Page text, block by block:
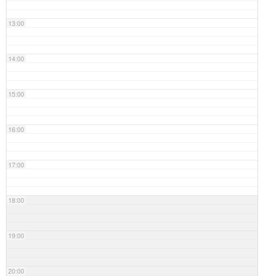
13:00
14:00
15:00
16:00
17:00
18:00
19:00
20:00